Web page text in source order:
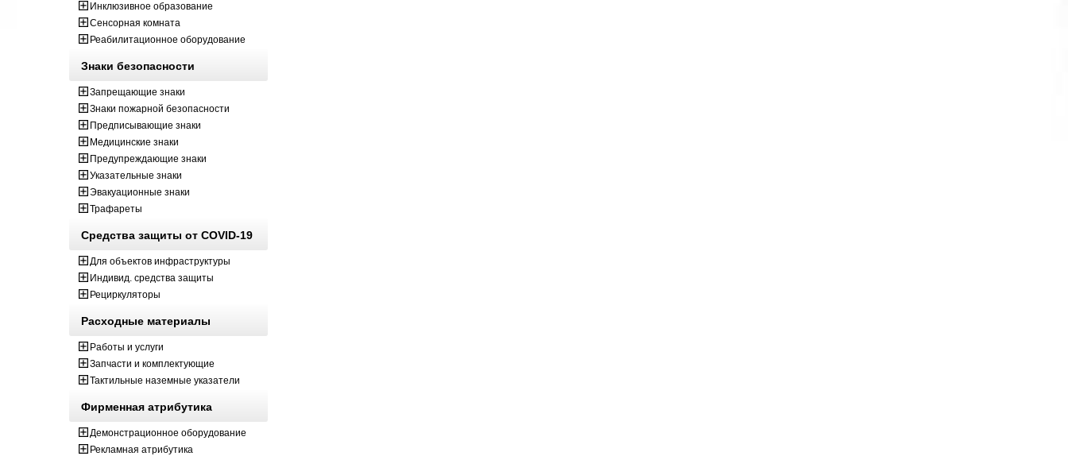
Инклюзивное образование
Сенсорная комната
Реабилитационное оборудование
Знаки безопасности
Запрещающие знаки
Знаки пожарной безопасности
Предписывающие знаки
Медицинские знаки
Предупреждающие знаки
Указательные знаки
Эвакуационные знаки
Трафареты
Средства защиты от COVID-19
Для объектов инфраструктуры
Индивид. средства защиты
Рециркуляторы
Расходные материалы
Работы и услуги
Запчасти и комплектующие
Тактильные наземные указатели
Фирменная атрибутика
Демонстрационное оборудование
Рекламная атрибутика